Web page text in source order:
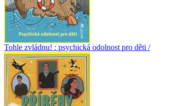
Tohle zvládnu! : psychická odolnost pro děti /